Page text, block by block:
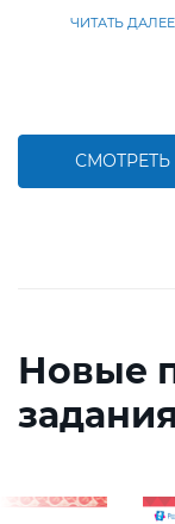
ЧИТАТЬ ДАЛЕЕ
СМОТРЕТЬ
Новые
задания